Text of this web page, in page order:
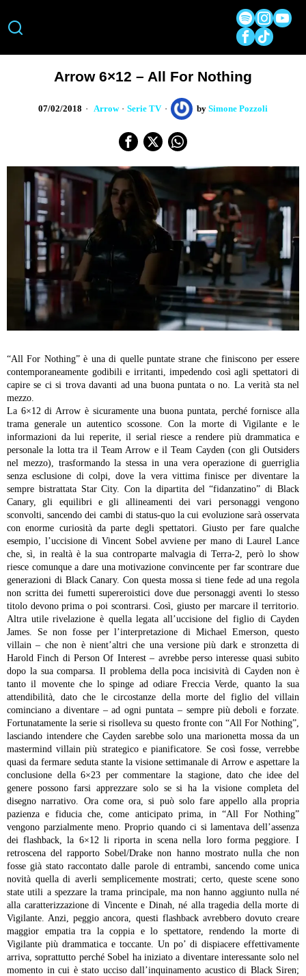
Arrow 6×12 – All For Nothing
07/02/2018 Arrow · Serie TV by Simone Pozzoli
“All For Nothing” è una di quelle puntate strane che finiscono per essere
contemporaneamente godibili e irritanti, impedendo così agli spettatori di
capire se ci si trova davanti ad una buona puntata o no. La verità sta nel
mezzo.
La 6×12 di Arrow è sicuramente una buona puntata, perché fornisce alla
trama generale un autentico scossone. Con la morte di Vigilante e le
informazioni da lui reperite, il serial riesce a rendere più drammatica e
personale la lotta tra il Team Arrow e il Team Cayden (con gli Outsiders
nel mezzo), trasformando la stessa in una vera operazione di guerriglia
senza esclusione di colpi, dove la vera vittima finisce per diventare la
sempre bistrattata Star City.
Con la dipartita del “fidanzatino” di Black
Canary, gli equilibri e gli allineamenti dei vari personaggi vengono
sconvolti, sancendo dei cambi di status-quo la cui evoluzione sarà osservata
con enorme curiosità da parte degli spettatori. Giusto per fare qualche
esempio, l’uccisione di Vincent Sobel avviene per mano di Laurel Lance
che, sì, in realtà è la sua controparte malvagia di Terra-2, però lo show
riesce comunque a dare una motivazione convincente per far scontrare due
generazioni di Black Canary. Con questa mossa si tiene fede ad una regola
non scritta dei fumetti supereroistici dove due personaggi aventi lo stesso
titolo devono prima o poi scontrarsi. Così, giusto per marcare il territorio.
Altra utile rivelazione è quella legata all’uccisione del figlio di Cayden
James. Se non fosse per l’interpretazione di Michael Emerson, questo
villain – che non è nient’altri che una versione più dark e stronzetta di
Harold Finch di Person Of Interest – avrebbe perso interesse quasi subito
dopo la sua comparsa. Il problema della poca incisività di Cayden non è
tanto il movente che lo spinge ad odiare Freccia Verde, quanto la sua
attendibilità, dato che le circostanze della morte del figlio del villain
cominciano a diventare – ad ogni puntata – sempre più deboli e forzate.
Fortunatamente la serie si risolleva su questo fronte con “All For Nothing”,
lasciando intendere che Cayden sarebbe solo una marionetta mossa da un
mastermind villain più strategico e pianificatore. Se così fosse, verrebbe
quasi da fermare seduta stante la visione settimanale di Arrow e aspettare la
conclusione della 6×23 per commentare la stagione, dato che idee del
genere possono farsi apprezzare solo se si ha la visione completa del
disegno narrativo. Ora come ora, si può solo fare appello alla propria
pazienza e fiducia che, come anticipato prima, in “All For Nothing”
vengono parzialmente meno. Proprio quando ci si lamentava dell’assenza
dei flashback, la 6×12 li riporta in scena nella loro forma peggiore. I
retroscena del rapporto Sobel/Drake non hanno mostrato nulla che non
fosse già stato raccontato dalle parole di entrambi, sancendo come unica
novità quella di averli semplicemente mostrati; certo, queste scene sono
state utili a spezzare la trama principale, ma non hanno aggiunto nulla né
alla caratterizzazione di Vincente e Dinah, né alla tragedia della morte di
Vigilante. Anzi, peggio ancora, questi flashback avrebbero dovuto creare
maggior empatia tra la coppia e lo spettatore, rendendo la morte di
Vigilante più drammatica e toccante. Un po’ di dispiacere effettivamente
arriva, soprattutto perché Sobel ha iniziato a diventare interessante solo nel
momento in cui è stato ucciso dall’inquinamento acustico di Black Siren;